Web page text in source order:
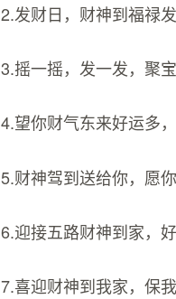
2.发财日，财神到福禄
3.摇一摇，发一发，聚
4.望你财气东来好运多
5.财神驾到送给你，愿
6.迎接五路财神到家，
7.喜迎财神到我家，保